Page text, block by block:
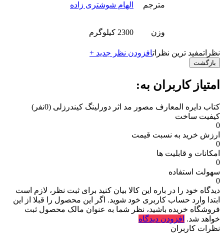
مترجم الهام شوشتری زاده
وزن 2300 کیلوگرم
نظراتمفید ترین نظراتافزودن نظر جدید +
بازگشت
امتیاز کاربران به:
کتاب دایره المعارف مصور مد اثر دورلینگ کیندرزلی (0نفر)
کیفیت ساخت
0
ارزش خرید به نسبت قیمت
0
امکانات و قابلیت ها
0
سهولت استفاده
0
دیدگاه خود را در باره این کالا بیان کنید برای ثبت نظر، لازم است
ابتدا وارد حساب کاربری خود شوید. اگر این محصول را قبلا از این
فروشگاه خریده باشید، نظر شما به عنوان مالک محصول ثبت
خواهد شد. افزودن دیدگاه
نظرات کاربران